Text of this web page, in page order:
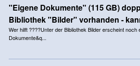
"Eigene Dokumente" (115 GB)
Bibliothek "Bilder" vorhanden -
Wer hilft ????Unter der Bibliothek Bilder erscheint noch
Dokumente&q...